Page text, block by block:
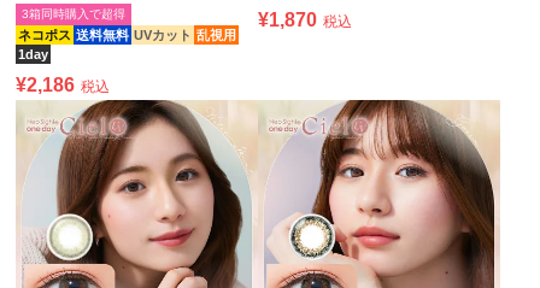
ネコポス 送料無料 UVカット 乱視用
1day
3箱同時購入で超得
¥2,186 税込
¥1,870 税込